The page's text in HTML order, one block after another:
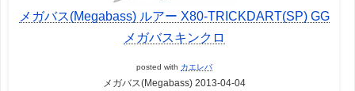
メガバス(Megabass) ルアー X80-TRICKDART(SP) GG
メガバスキンクロ
posted with カエレバ
メガバス(Megabass) 2013-04-04